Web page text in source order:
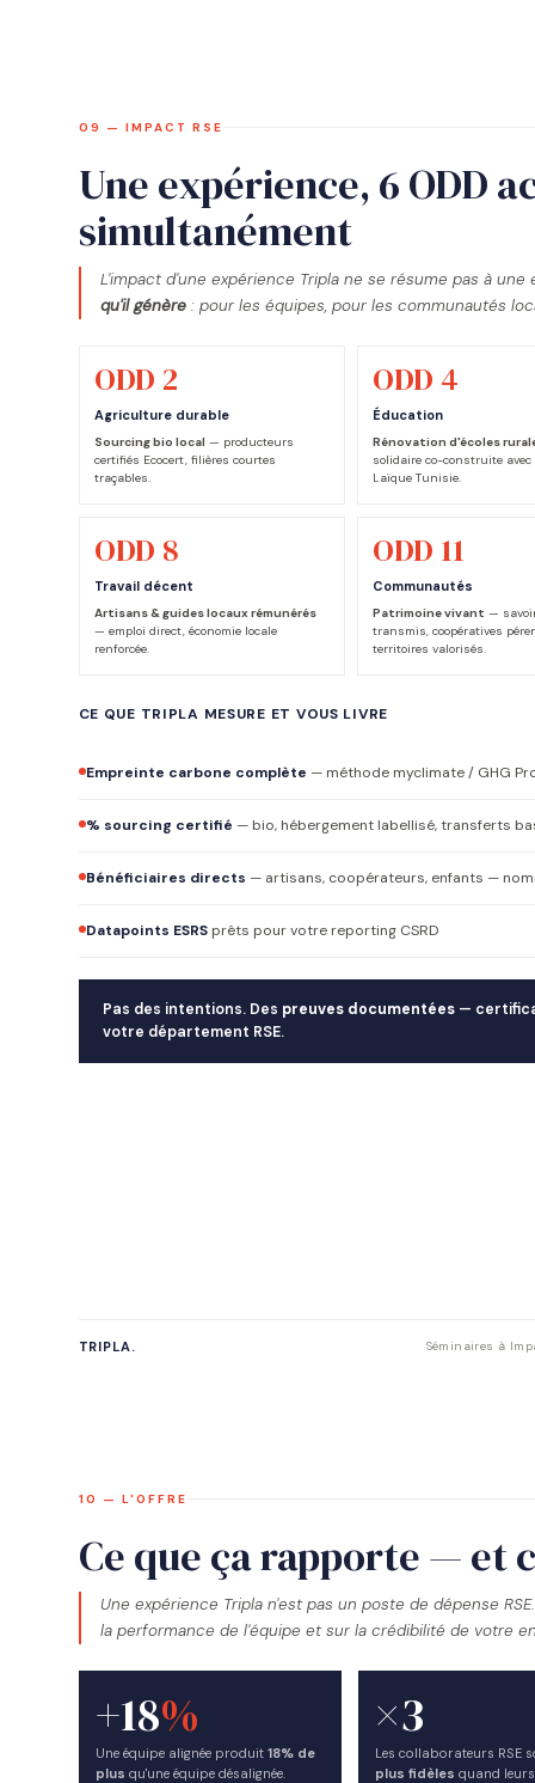
09 — IMPACT RSE
Une expérience, 6 ODD
simultanément
L'impact d'une expérience Tripla ne se résume pas à
qu'il génère: pour les équipes, pour les communautés
ODD 2
Agriculture durable
Sourcing bio local — producteurs
certifiés Ecocert, filières courtes
traçables.
ODD 4
Éducation
Rénovation d'écoles
solidaire co-construite avec
Laïque Tunisie.
ODD 8
Travail décent
Artisans & guides locaux rémunérés
— emploi direct, économie locale
renforcée.
ODD 11
Communautés
Patrimoine vivant —
transmis, coopératives
territoires valorisés.
CE QUE TRIPLA MESURE ET VOUS LIVRE
Empreinte carbone complète — méthode myclimate / GHG
% sourcing certifié — bio, hébergement labellisé, transferts
Bénéficiaires directs — artisans, coopérateurs, enfants —
Datapoints ESRSprêts pour votre reporting CSRD
Pas des intentions. Des preuves documentées—
votre département RSE.
TRIPLA. Séminaires à
10 — L'OFFRE
Ce que ça rapporte — et
Une expérience Tripla n'est pas un poste de dépense
la performance de l'équipe et sur la crédibilité de votre
+18%
Une équipe alignée produit 18% de
plus qu'une équipe désalignée.
×3
Les collaborateurs RSE
plus fidèles quand